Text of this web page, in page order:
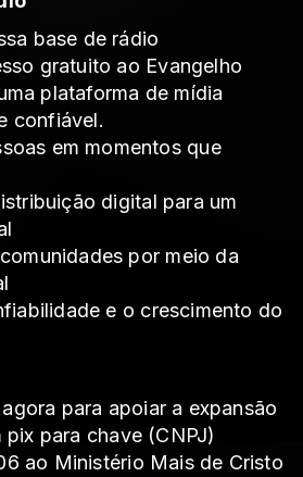
base de rádio
gratuito ao Evangelho
plataforma de mídia
confiável.
em momentos que
digital para um
por meio da
e o crescimento do
para apoiar a expansão
pix para chave (CNPJ)
ao Ministério Mais de Cristo